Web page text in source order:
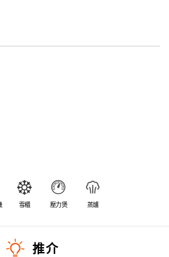
雪櫃 壓力煲 蒸爐
推介